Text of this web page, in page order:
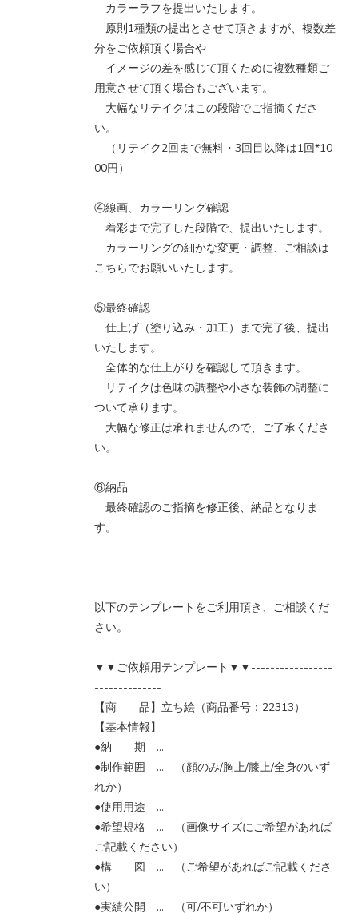
カラーラフを提出いたします。
原則1種類の提出とさせて頂きますが、複数差
分をご依頼頂く場合や
イメージの差を感じて頂くために複数種類ご
用意させて頂く場合もございます。
大幅なリテイクはこの段階でご指摘くださ
い。
（リテイク2回まで無料・3回目以降は1回*10
00円）
④線画、カラーリング確認
着彩まで完了した段階で、提出いたします。
カラーリングの細かな変更・調整、ご相談は
こちらでお願いいたします。
⑤最終確認
仕上げ（塗り込み・加工）まで完了後、提出
いたします。
全体的な仕上がりを確認して頂きます。
リテイクは色味の調整や小さな装飾の調整に
ついて承ります。
大幅な修正は承れませんので、ご了承くださ
い。
⑥納品
最終確認のご指摘を修正後、納品となりま
す。
以下のテンプレートをご利用頂き、ご相談くだ
さい。
▼▼ご依頼用テンプレート▼▼-----------------
--------------
【商 品】立ち絵（商品番号：22313）
【基本情報】
●納 期 …
●制作範囲 … （顔のみ/胸上/膝上/全身のいず
れか）
●使用用途 …
●希望規格 … （画像サイズにご希望があれば
ご記載ください）
●構 図 … （ご希望があればご記載くださ
い）
●実績公開 … （可/不可いずれか）